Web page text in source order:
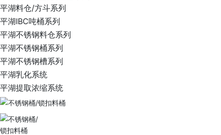
平湖料仓/方斗系列
平湖IBC吨桶系列
平湖不锈钢料仓系列
平湖不锈钢桶系列
平湖不锈钢槽系列
平湖乳化系统
平湖提取浓缩系统